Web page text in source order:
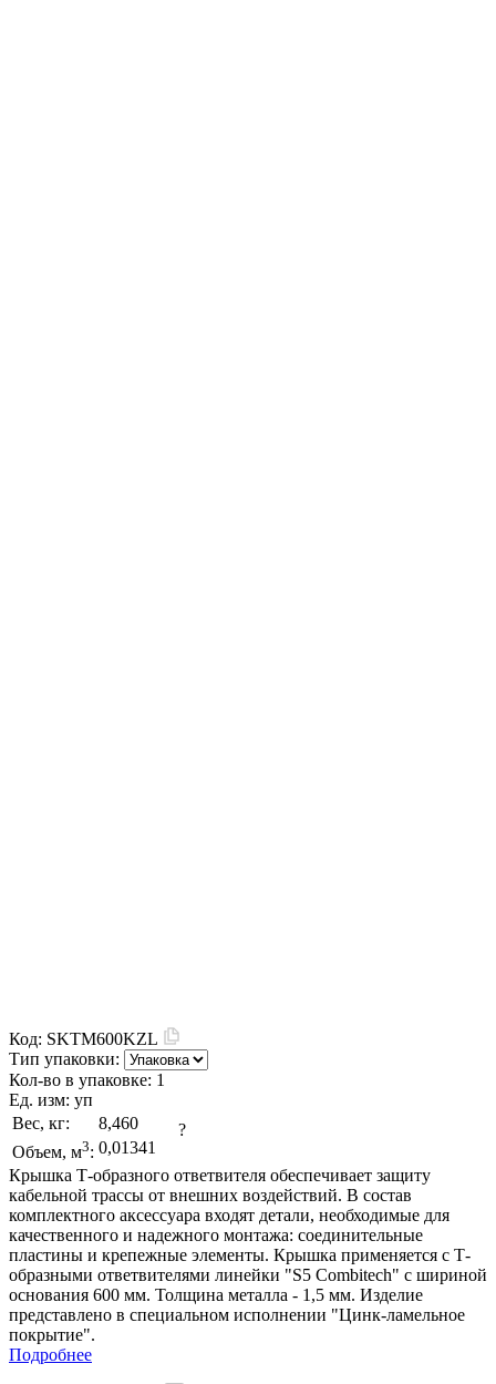
Код: SKTM600KZL
Тип упаковки:
Кол-во в упаковке: 1
Ед. изм: уп
Вес, кг:
8,460
Объем, м3: 0,01341
?
Крышка Т-образного ответвителя обеспечивает защиту
кабельной трассы от внешних воздействий. В состав
комплектного аксессуара входят детали, необходимые для
качественного и надежного монтажа: соединительные
пластины и крепежные элементы. Крышка применяется с Т-
образными ответвителями линейки "S5 Combitech" с шириной
основания 600 мм. Толщина металла - 1,5 мм. Изделие
представлено в специальном исполнении "Цинк-ламельное
покрытие".
Подробнее